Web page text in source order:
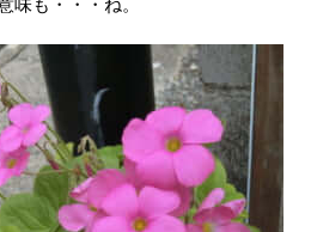
味も・・・ね。